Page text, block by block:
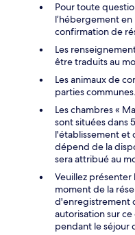
Pour toute
l’hébergement
confirmation de
Les
être traduits au
Les animaux de
parties communes.
Les chambres «
sont situées dans
l'établissement et
dépend de la
sera attribué au
Veuillez
moment de la
d'enregistrement
autorisation sur
pendant le séjour